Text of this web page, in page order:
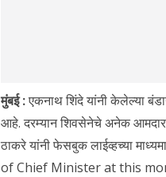
मुंबई :एकनाथ शिंदे यांनी केलेल्या
आहे. दरम्यान शिवसेनेचे अनेक आमदार
ठाकरे यांनी फेसबुक लाईव्हच्या
of Chief Minister at this